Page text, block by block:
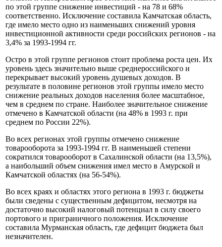
по этой группе снижение инвестиций - на 78 и 68%
соответственно. Исключение составила Камчатская область,
где имело место одно из наименьших снижений уровня
инвестиционной активности среди российских регионов - на
3,4% за 1993-1994 гг.
Остро в этой группе регионов стоит проблема роста цен. Их
уровень здесь значительно выше среднероссийского и
перекрывает высокий уровень душевых доходов. В
результате в половине регионов этой группы имело место
снижение реальных доходов населения более масштабное,
чем в среднем по стране. Наиболее значительное снижение
отмечено в Камчатской области (на 48% в 1993 г. при
среднем по России 22%).
Во всех регионах этой группы отмечено снижение
товарооборота за 1993-1994 гг. В наименьшей степени
сократился товарооборот в Сахалинской области (на 13,5%),
а наибольший объем снижения имел место в Амурской и
Камчатской областях (на 56-54%).
Во всех краях и областях этого региона в 1993 г. бюджеты
были сведены с существенным дефицитом, несмотря на
достаточно высокий налоговый потенциал в силу своего
портового и приграничного положения. Исключение
составила Мурманская область, где дефицит бюджета был
незначителен.